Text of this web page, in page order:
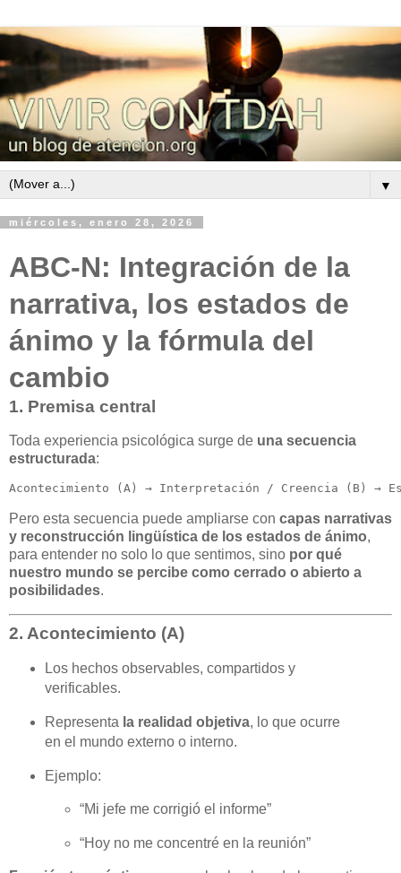
▼
miércoles, enero 28, 2026
ABC-N: Integración de la
narrativa, los estados de
ánimo y la fórmula del
cambio
1. Premisa central
Toda experiencia psicológica surge de una secuencia
estructurada:
Acontecimiento ( A ) → Interpretación / Creencia ( B
Pero esta secuencia puede ampliarse con capas narrativas
y reconstrucción lingüística de los estados de ánimo,
para entender no solo lo que sentimos, sino por qué
nuestro mundo se percibe como cerrado o abierto a
posibilidades.
2. Acontecimiento (A)
Los hechos observables, compartidos y
verificables.
Representa la realidad objetiva, lo que ocurre
en el mundo externo o interno.
Ejemplo:
“Mi jefe me corrigió el informe”
“Hoy no me concentré en la reunión”